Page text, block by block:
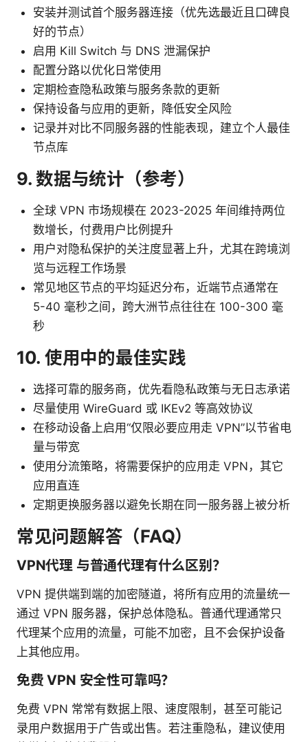
安装并测试首个服务器连接（优先选最近且口碑良
好的节点）
启用 Kill Switch 与 DNS 泄漏保护
配置分路以优化日常使用
定期检查隐私政策与服务条款的更新
保持设备与应用的更新，降低安全风险
记录并对比不同服务器的性能表现，建立个人最佳
节点库
9. 数据与统计（参考）
全球 VPN 市场规模在 2023-2025 年间维持两位
数增长，付费用户比例提升
用户对隐私保护的关注度显著上升，尤其在跨境浏
览与远程工作场景
常见地区节点的平均延迟分布，近端节点通常在
5-40 毫秒之间，跨大洲节点往往在 100-300 毫
秒
10. 使用中的最佳实践
选择可靠的服务商，优先看隐私政策与无日志承诺
尽量使用 WireGuard 或 IKEv2 等高效协议
在移动设备上启用“仅限必要应用走 VPN”以节省电
量与带宽
使用分流策略，将需要保护的应用走 VPN，其它
应用直连
定期更换服务器以避免长期在同一服务器上被分析
常见问题解答（FAQ）
VPN代理 与普通代理有什么区别？
VPN 提供端到端的加密隧道，将所有应用的流量统一
通过 VPN 服务器，保护总体隐私。普通代理通常只
代理某个应用的流量，可能不加密，且不会保护设备
上其他应用。
免费 VPN 安全性可靠吗？
免费 VPN 常常有数据上限、速度限制，甚至可能记
录用户数据用于广告或出售。若注重隐私，建议使用